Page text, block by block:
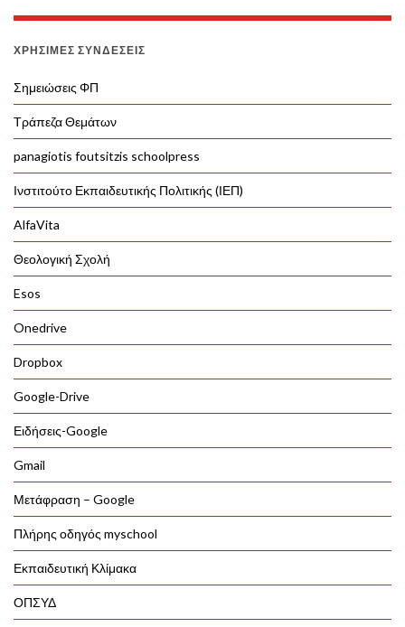
ΧΡΉΣΙΜΕΣ ΣΥΝΔΈΣΕΙΣ
Σημειώσεις ΦΠ
Τράπεζα Θεμάτων
panagiotis foutsitzis schoolpress
Ινστιτούτο Εκπαιδευτικής Πολιτικής (ΙΕΠ)
AlfaVita
Θεολογική Σχολή
Esos
Onedrive
Dropbox
Google-Drive
Ειδήσεις-Google
Gmail
Μετάφραση – Google
Πλήρης οδηγός myschool
Εκπαιδευτική Κλίμακα
ΟΠΣΥΔ